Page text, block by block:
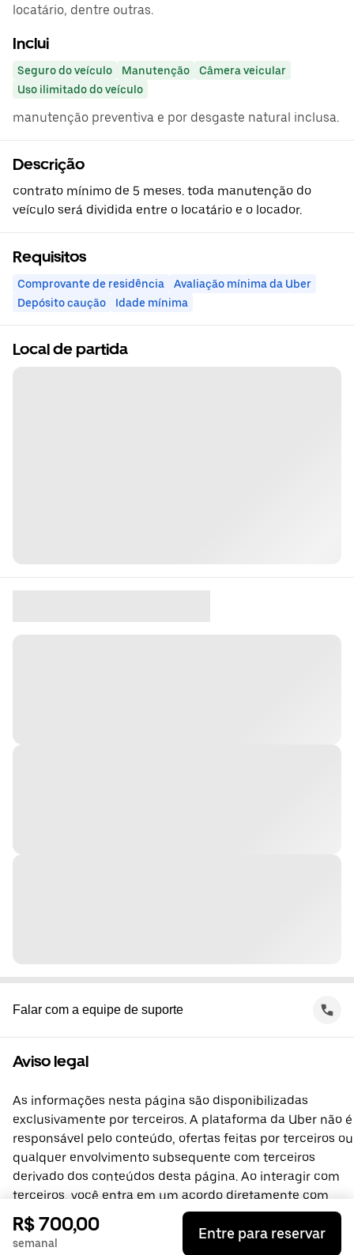
locatário, dentre outras.
Inclui
Seguro do veículo Manutenção
Câmera veicular
Uso ilimitado do veículo
manutenção preventiva e por desgaste natural inclusa.
Descrição
contrato mínimo de 5 meses. toda manutenção do
veículo será dividida entre o locatário e o locador.
Requisitos
Comprovante de residência
Avaliação mínima da Uber
Depósito caução
Idade mínima
Local de partida
Falar com a equipe de suporte
Aviso legal
As informações nesta página são disponibilizadas
exclusivamente por terceiros. A plataforma da Uber não é
responsável pelo conteúdo, ofertas feitas por terceiros ou
qualquer envolvimento subsequente com terceiros
derivado dos conteúdos desta página. Ao interagir com
terceiros, você entra em um acordo diretamente com
eles, do qual a plataforma da Uber não faz parte. No caso
de dúvidas, entre em contato diretamente com o terceiro.
R$ 700,00
semanal
Entre para reservar